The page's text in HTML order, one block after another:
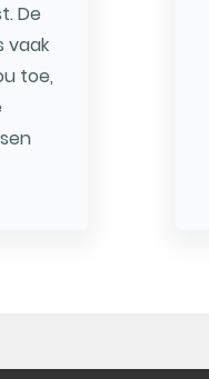
De
vaak
toe,